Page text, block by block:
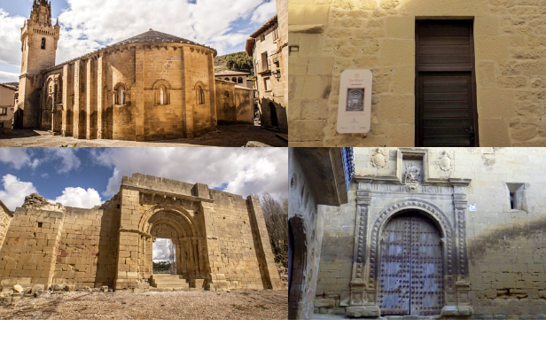
Iglesia
de Santa María
Iglesia
de San Miguel
Iglesia
de San Lorenzo
Iglesia
de San Andrés